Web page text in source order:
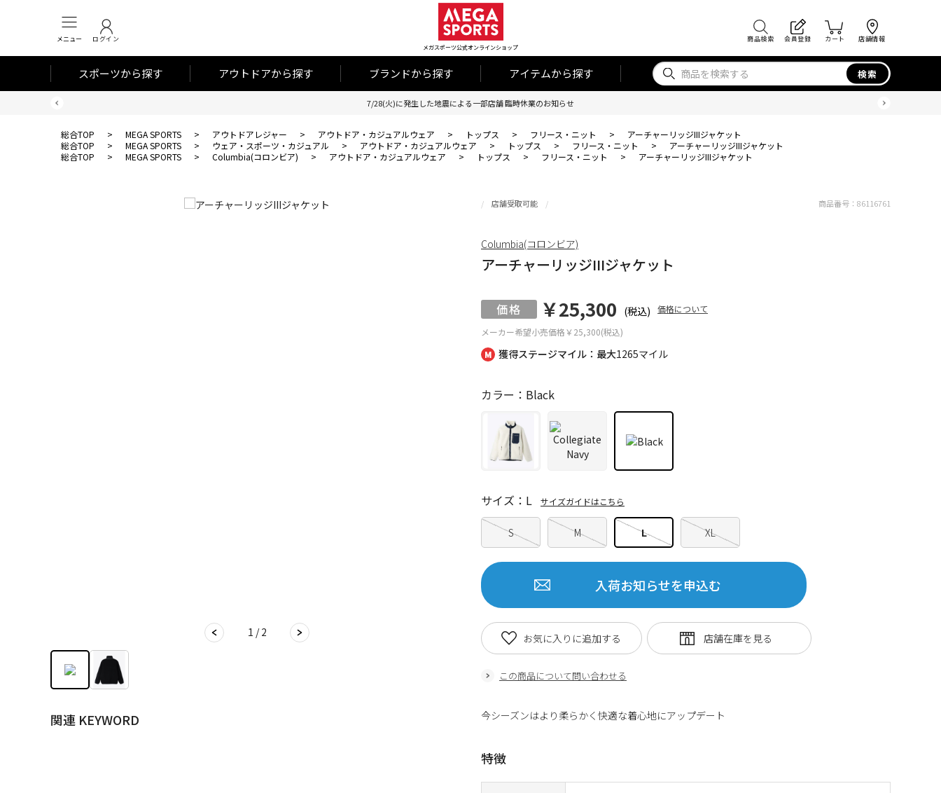
メニュー ログイン
メガスポーツ公式オンラインショップ
商品検索 会員登録 カート 店舗情報
スポーツから探す アウトドアから探す ブランドから探す アイテムから探す 検索
7/28(火)に発生した地震による一部店舗 臨時休業のお知らせ
総合TOP > MEGA SPORTS > アウトドアレジャー > アウトドア・カジュアルウェア > トップス > フリース・ニット >
アーチャーリッジIIIジャケット
総合TOP
> MEGA SPORTS > ウェア・スポーツ・カジュアル > アウトドア・カジュアルウェア > トップス > フリース・ニット >
アーチャーリッジIIIジャケット
総合TOP
> MEGA SPORTS > Columbia(コロンビア) > アウトドア・カジュアルウェア > トップス > フリース・ニット > アーチャーリッジIIIジャケット
1 / 2
関連 KEYWORD
獲得ステージマイル：最大1265マイル
店舗受取可能
アーチャーリッジIIIジャケット
メーカー希望小売価格￥25,300(税込)
￥25,300 (税込) 価格について
カラー：Black
S M L XL
サイズ：L サイズガイドはこちら
入荷お知らせを申込む
この商品について問い合わせる
お気に入りに追加する
商品番号： 86116761
Columbia(コロンビア)
今シーズンはより柔らかく快適な着心地にアップデート
特徴